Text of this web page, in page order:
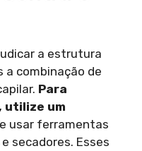
a estrutura
a combinação de
Para
utilize um
usar ferramentas
secadores. Esses